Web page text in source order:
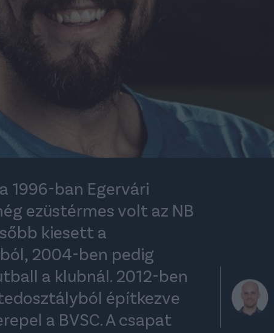
1996-ban Egervári
ezüstérmes volt az NB
kiesett a
2004-ben pedig
a klubnál. 2012-ben
építkezve
a BVSC. A csapat